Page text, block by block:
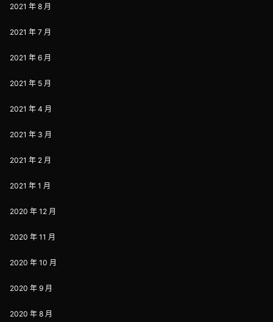
2021 年 8 月
2021 年 7 月
2021 年 6 月
2021 年 5 月
2021 年 4 月
2021 年 3 月
2021 年 2 月
2021 年 1 月
2020 年 12 月
2020 年 11 月
2020 年 10 月
2020 年 9 月
2020 年 8 月